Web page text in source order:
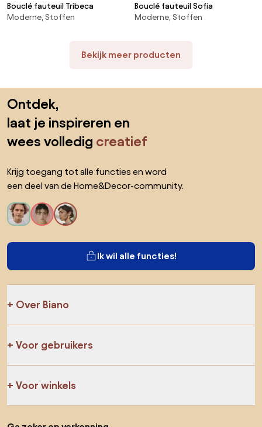
Bouclé fauteuil Tribeca
Moderne, Stoffen
Bouclé fauteuil Sofia
Moderne, Stoffen
Bekijk meer producten
Ontdek,
laat je inspireren en
wees volledig creatief
Krijg toegang tot alle functies en word
een deel van de Home&Decor-community.
Ik wil alle functies!
Over Biano
Voor gebruikers
Voor winkels